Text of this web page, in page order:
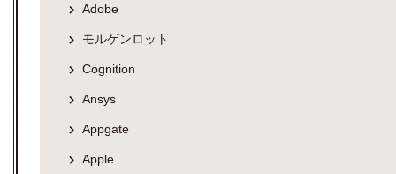
Adobe
モルゲンロット
Cognition
Ansys
Appgate
Apple